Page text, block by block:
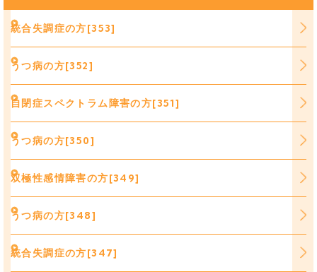
統合失調症の方[353]
うつ病の方[352]
自閉症スペクトラム障害の方[351]
うつ病の方[350]
双極性感情障害の方[349]
うつ病の方[348]
統合失調症の方[347]